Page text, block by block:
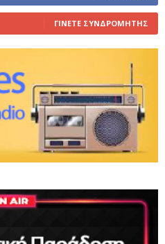
ΓΊΝΕΤΕ ΣΥΝΔΡΟΜΗΤΉΣ